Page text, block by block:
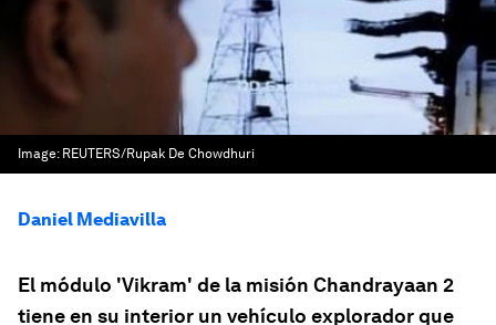
Image: REUTERS/Rupak De Chowdhuri
Daniel Mediavilla
El módulo 'Vikram' de la misión Chandrayaan 2
tiene en su interior un vehículo explorador que